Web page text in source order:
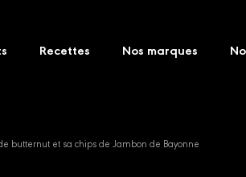
Recettes Nos marques
butternut et sa chips de Jambon de Bayonne